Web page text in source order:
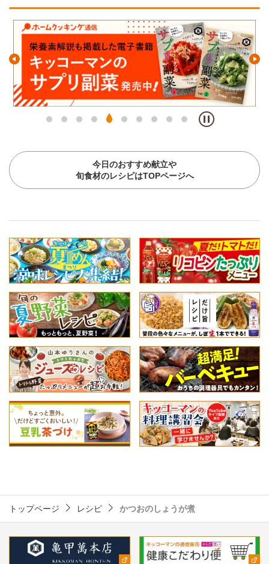
今日のおすすめ献立や
旬食材のレシピはTOPページへ
トップページ レシピ かつおのしょうが煮